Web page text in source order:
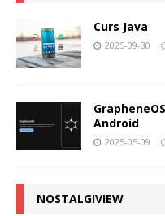
Curs Java
2025-09-30
Android
2025-05-09
NOSTALGIVIEW